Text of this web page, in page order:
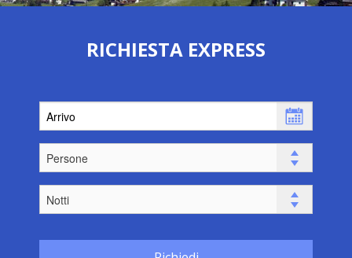
RICHIESTA EXPRESS